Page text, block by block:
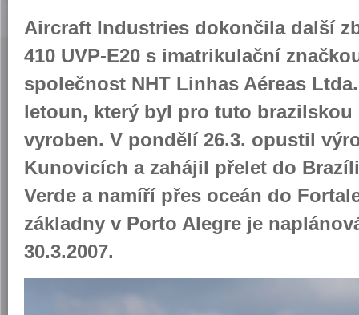
Aircraft Industries dokončila další
410 UVP-E20 s imatrikulační
společnost NHT Linhas Aéreas
letoun, který byl pro tuto
vyroben. V pondělí 26.3. opustil
Kunovicích a zahájil přelet do
Verde a namíří přes oceán do
základny v Porto Alegre je
30.3.2007.